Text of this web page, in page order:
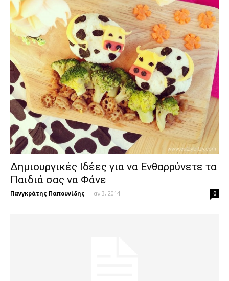
Δημιουργικές Ιδέες για να Ενθαρρύνετε τα
Παιδιά σας να Φάνε
Πανγκράτης Παπουνίδης - Ιαν 3, 2014 0